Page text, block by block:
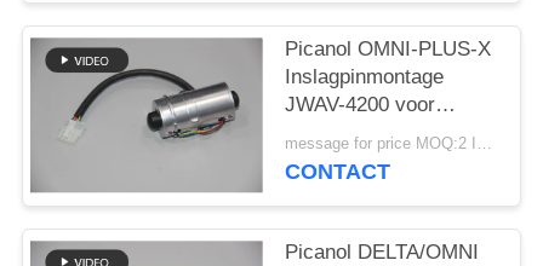
Picanol OMNI-PLUS-X
Inslagpinmontage
JWAV-4200 voor
weefgetouw
message for price MOQ:2 Instellen
CONTACT
Picanol DELTA/OMNI